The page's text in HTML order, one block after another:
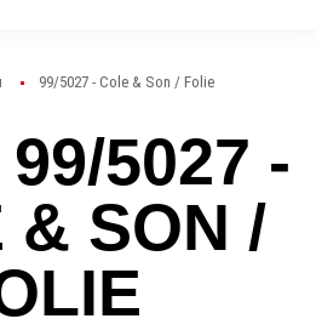
99/5027 - Cole & Son / Folie
5027 -
& SON /